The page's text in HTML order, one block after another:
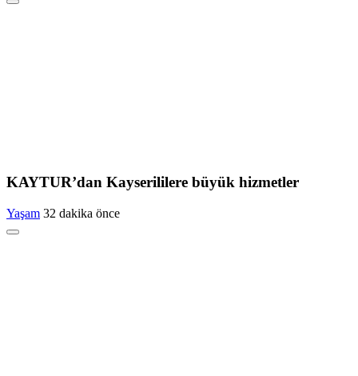
KAYTUR’dan Kayserililere büyük hizmetler
Yaşam 32 dakika önce